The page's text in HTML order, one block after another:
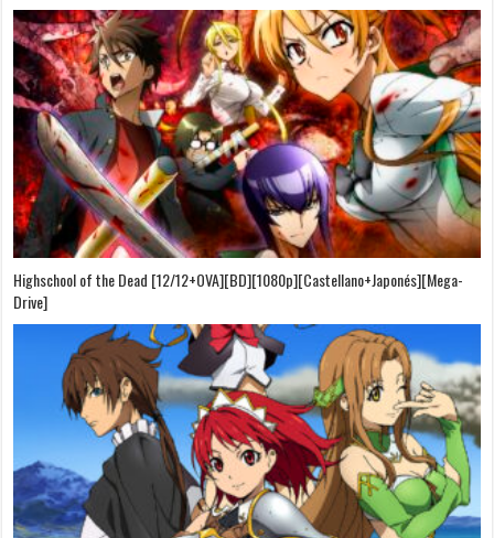
Highschool of the Dead [12/12+OVA][BD][1080p][Castellano+Japonés][Mega-
Drive]